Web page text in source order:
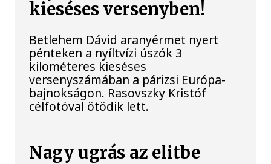
kieséses versenyben!
Betlehem Dávid aranyérmet nyert
pénteken a nyíltvízi úszók 3
kilométeres kieséses
versenyszámában a párizsi Európa-
bajnokságon. Rasovszky Kristóf
célfotóval ötödik lett.
Nagy ugrás az elitbe